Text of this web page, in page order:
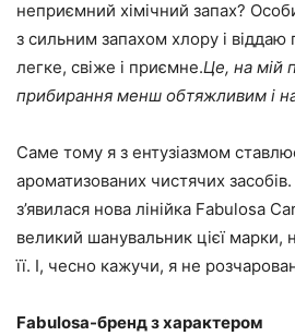
неприємний хімічний запах?
з сильним запахом хлору і
легке, свіже і приємне.Це, на мій
прибирання менш обтяжливим і
Саме тому я з ентузіазмом
ароматизованих чистячих
з’явилася нова лінійка Fabulosa
великий шанувальник цієї марки,
її. І, чесно кажучи, я не
Fabulosa-бренд з характером